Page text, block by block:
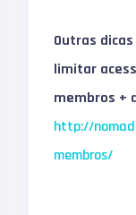
Outras
limitar
membros +
http://
membros/